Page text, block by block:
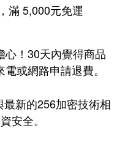
滿 5,000元免運
心！30天內覺得商品
或網路申請退費。
新的256加密技術相
安全。